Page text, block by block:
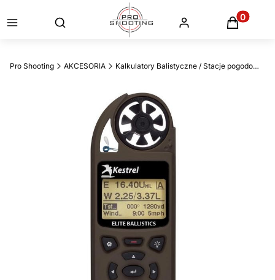
Otwórz wyszukiwarkę
Pro Shooting AKCESORIA Kalkulatory Balistyczne / Stacje pogodowe